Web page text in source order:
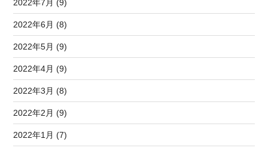
2022年7月 (9)
2022年6月 (8)
2022年5月 (9)
2022年4月 (9)
2022年3月 (8)
2022年2月 (9)
2022年1月 (7)